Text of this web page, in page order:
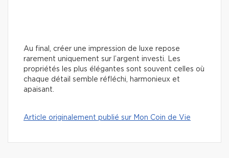
Au final, créer une impression de luxe repose
rarement uniquement sur l’argent investi. Les
propriétés les plus élégantes sont souvent celles où
chaque détail semble réfléchi, harmonieux et
apaisant.
Article originalement publié sur Mon Coin de Vie